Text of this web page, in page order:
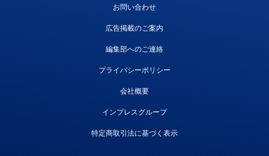
お問い合わせ
広告掲載のご案内
編集部へのご連絡
プライバシーポリシー
会社概要
インプレスグループ
特定商取引法に基づく表示